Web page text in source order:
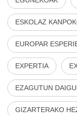
ESKOLAZ
EUROPAR
EXPERTIA
EZAGUTUN
GIZARTERAKO